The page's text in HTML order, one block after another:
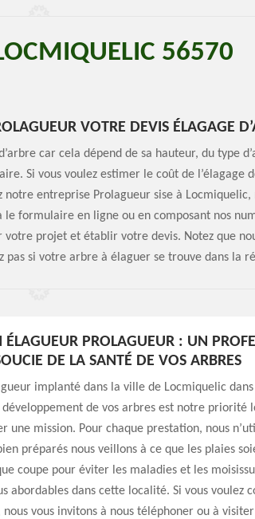
56570
VOTRE DEVIS ÉLAGAGE
car cela dépend de sa hauteur, du type
Si vous voulez estimer le coût de l’élagage
entreprise Prolagueur sise à Locmiquelic,
formulaire en ligne ou en composant nos
projet et établir votre devis. Notez que
pas si votre arbre à élaguer se trouve dans la
ÉLAGUEUR PROLAGUEUR : UN
DE LA SANTÉ DE VOS ARBRES
implanté dans la ville de Locmiquelic
de vos arbres est notre priorité
une mission. Pour chaque prestation, nous
préparés nous veillons à ce que les plaies
coupe pour éviter les maladies et les
abordables dans cette localité. Si vous voulez
nous vous invitons à nous téléphoner ou à